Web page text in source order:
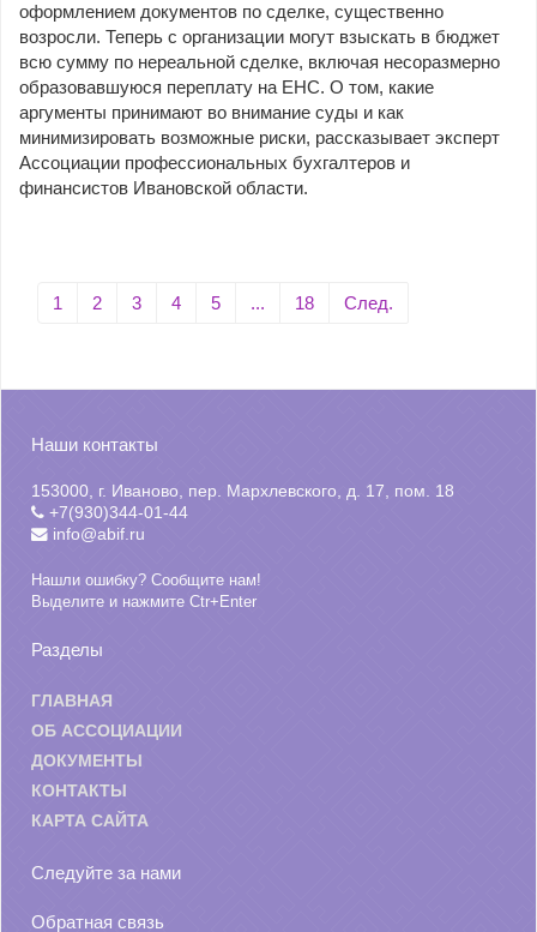
оформлением документов по сделке, существенно
возросли. Теперь с организации могут взыскать в бюджет
всю сумму по нереальной сделке, включая несоразмерно
образовавшуюся переплату на ЕНС. О том, какие
аргументы принимают во внимание суды и как
минимизировать возможные риски, рассказывает эксперт
Ассоциации профессиональных бухгалтеров и
финансистов Ивановской области.
1 2 3 4 5 ... 18 След.
Наши контакты
153000, г. Иваново, пер. Мархлевского, д. 17, пом. 18
+7(930)344-01-44
info@abif.ru
Нашли ошибку? Сообщите нам!
Выделите и нажмите Ctr+Enter
Разделы
ГЛАВНАЯ
ОБ АССОЦИАЦИИ
ДОКУМЕНТЫ
КОНТАКТЫ
КАРТА САЙТА
Следуйте за нами
Обратная связь